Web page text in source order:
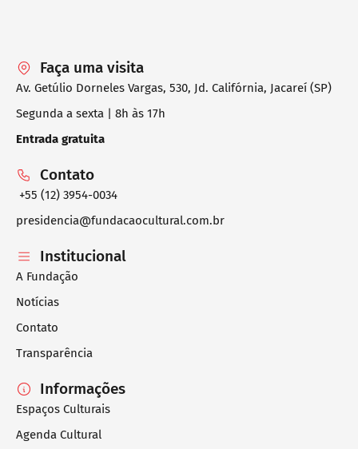
Faça uma visita
Av. Getúlio Dorneles Vargas, 530, Jd. Califórnia, Jacareí (SP)
Segunda a sexta | 8h às 17h
Entrada gratuita
Contato
+55 (12) 3954-0034
presidencia@fundacaocultural.com.br
Institucional
A Fundação
Notícias
Contato
Transparência
Informações
Espaços Culturais
Agenda Cultural